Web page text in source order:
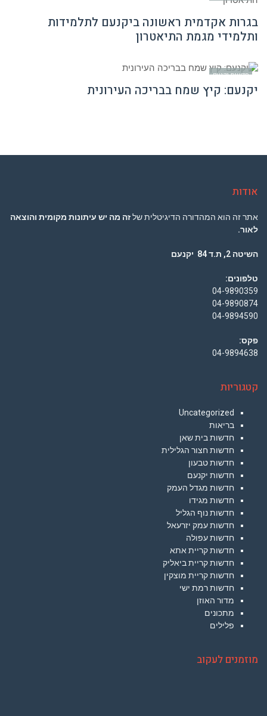
בגרות אקדמית ראשונה ביקנעם לתלמידות
ותלמידי מגמת התיאטרון
חדשות יקנעם
יקנעם: קיץ שמח בבריכה העירונית
אודות
אתר זה הוא המהדורה הדיגיטלית שלזה מה יש עיתונות מקומית והוצאה
לאור.
השיטה 2, ת.ד 84 יקנעם
טלפונים:
04-9890359
04-9890874
04-9894590
פקס:
04-9894638
קטגוריות
Uncategorized
בריאות
חדשות בית שאן
חדשות חצור הגלילית
חדשות טבעון
חדשות יקנעם
חדשות מגדל העמק
חדשות מגידו
חדשות נוף הגליל
חדשות עמק יזרעאל
חדשות עפולה
חדשות קריית אתא
חדשות קריית ביאליק
חדשות קריית מוצקין
חדשות רמת ישי
מדור האוזן
מתכונים
פלילים
מוזמנים לעקוב